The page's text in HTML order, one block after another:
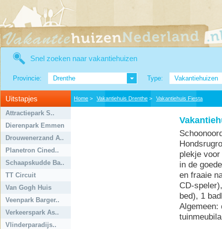
Snel zoeken naar vakantiehuizen
Provincie: Drenthe Type: Vakantiehuizen
Uitstapjes
Attractiepark S..
Dierenpark Emmen
Drouwenerzand A..
Planetron Cined..
Schaapskudde Ba..
TT Circuit
Van Gogh Huis
Veenpark Barger..
Verkeerspark As..
Vlinderparadijs..
Home > Vakantiehuis Drenthe > Vakantiehuis Fiesta
plekje
in de
en fraaie
CD-
bed), 1
Algemeen: